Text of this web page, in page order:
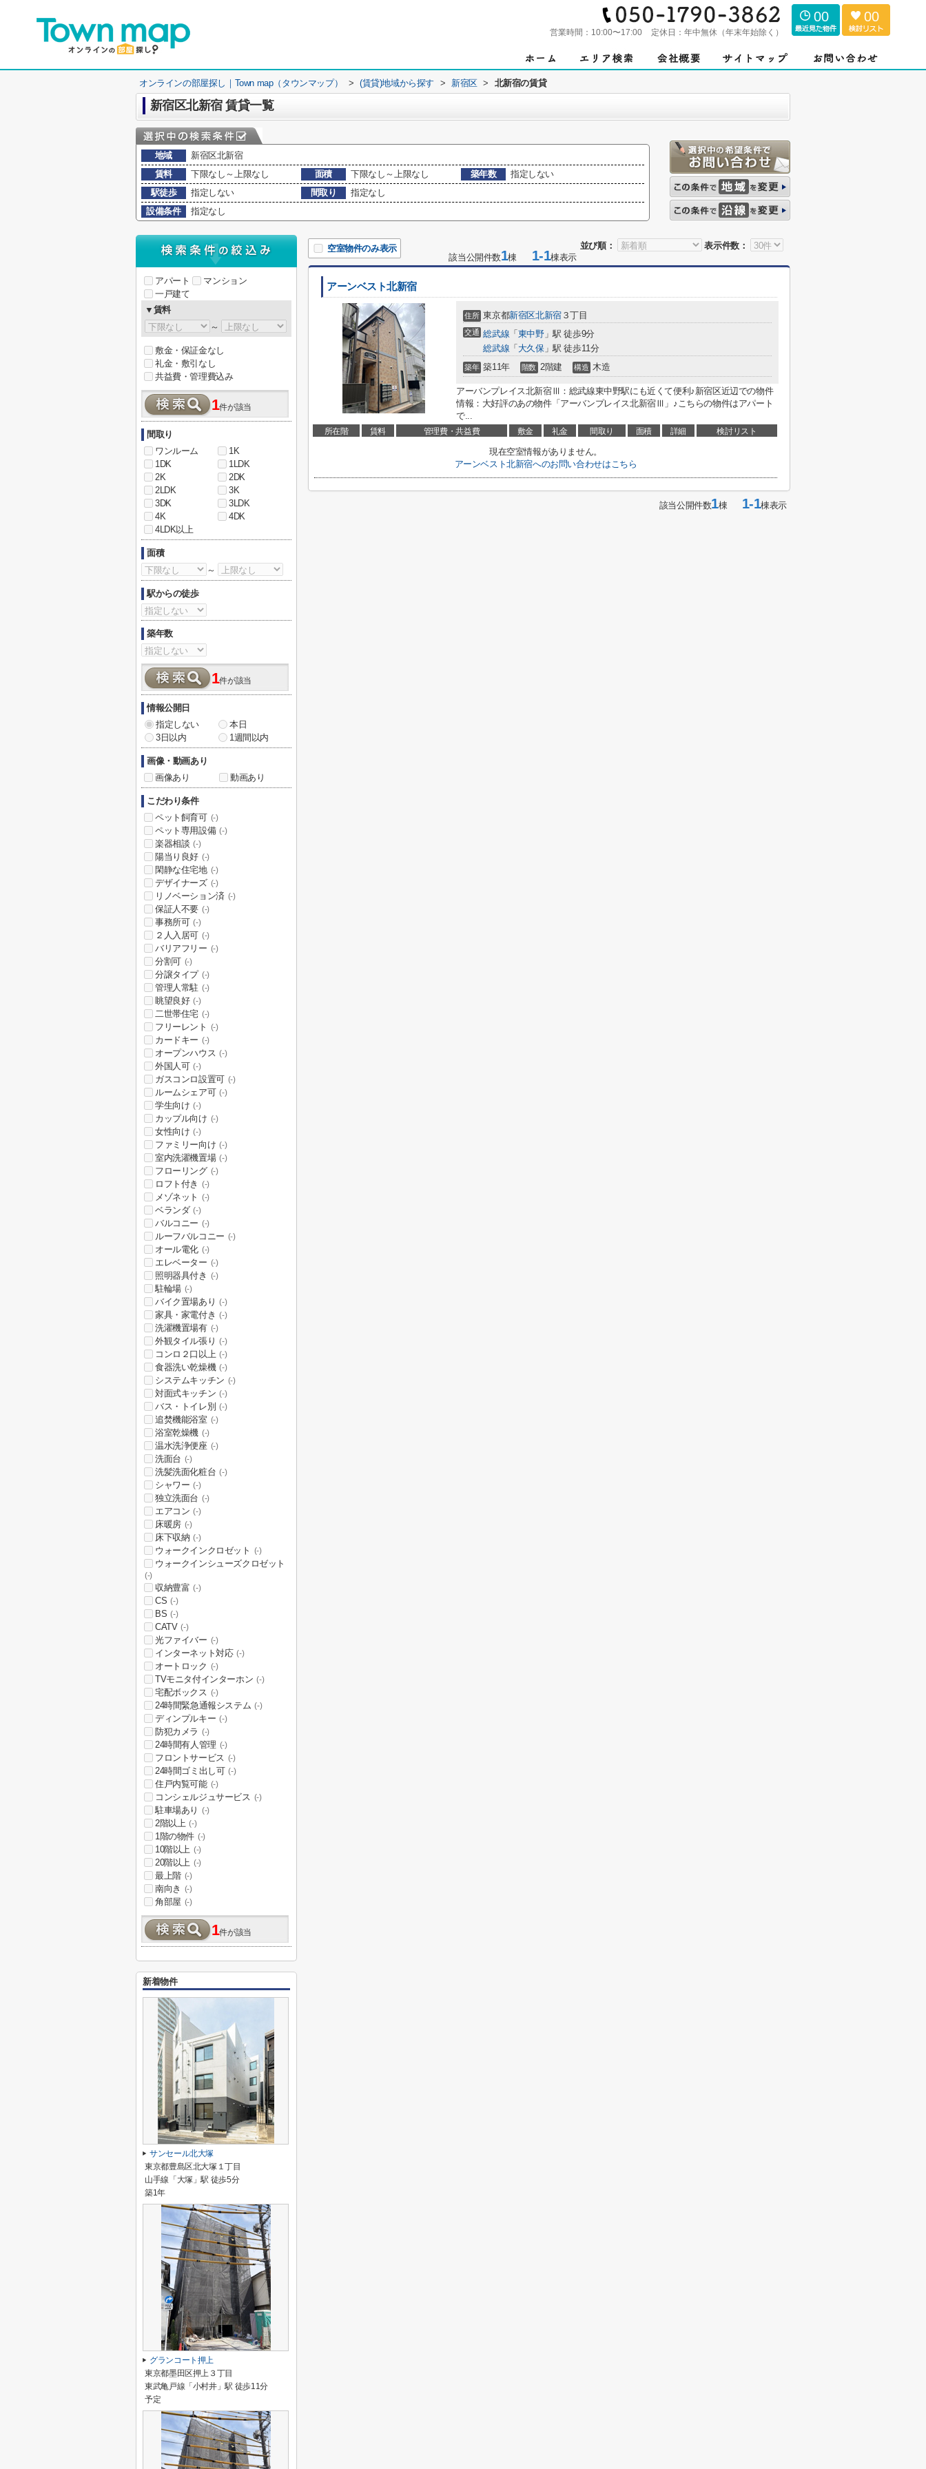
営業時間： 10:00〜17:00 定休日： 年中無休（年末年始除く）
00 00
オンラインの部屋探し｜Town map（タウンマップ） > (賃貸)地域から探す > 新宿区 > 北新宿の賃貸
新宿区北新宿 賃貸一覧
地域
新宿区北新宿
賃料
下限なし～上限なし 面積 下限なし～上限なし 築年数
指定しない
駅徒歩
指定しない 間取り
指定なし
設備条件
指定なし
並び順： 表示件数：
空室物件のみ表示
該当公開件数1棟 1-1棟表示
アーンベスト北新宿
住所 東京都新宿区北新宿３丁目
交通 総武線 「 東中野」駅 徒歩9分
総武線 「 大久保」駅 徒歩11分
築年 築11年 階数 2階建 構造 木造
アーバンプレイス北新宿Ⅲ：総武線東中野駅にも近くて便利♪新宿区近辺での物件
情報：大好評のあの物件「アーバンプレイス北新宿Ⅲ」♪こちらの物件はアパート
で...
所在階 賃料 管理費・共益費 敷金 礼金 間取り 面積 詳細 検討リスト
現在空室情報がありません。
アーンベスト北新宿へのお問い合わせはこちら
該当公開件数1棟 1-1棟表示
アパート
マンション
一戸建て
▼賃料
～
敷金・保証金なし
礼金・敷引なし
共益費・管理費込み
1件が該当
間取り
ワンルーム
1K
1DK
1LDK
2K
2DK
2LDK
3K
3DK
3LDK
4K
4DK
4LDK以上
面積
～
駅からの徒歩
築年数
1件が該当
情報公開日
指定しない
本日
3日以内
1週間以内
画像・動画あり
画像あり
動画あり
こだわり条件
ペット飼育可 (-)
ペット専用設備 (-)
楽器相談 (-)
陽当り良好 (-)
閑静な住宅地 (-)
デザイナーズ (-)
リノベーション済 (-)
保証人不要 (-)
事務所可 (-)
２人入居可 (-)
バリアフリー (-)
分割可 (-)
分譲タイプ (-)
管理人常駐 (-)
眺望良好 (-)
二世帯住宅 (-)
フリーレント (-)
カードキー (-)
オープンハウス (-)
外国人可 (-)
ガスコンロ設置可 (-)
ルームシェア可 (-)
学生向け (-)
カップル向け (-)
女性向け (-)
ファミリー向け (-)
室内洗濯機置場 (-)
フローリング (-)
ロフト付き (-)
メゾネット (-)
ベランダ (-)
バルコニー (-)
ルーフバルコニー (-)
オール電化 (-)
エレベーター (-)
照明器具付き (-)
駐輪場 (-)
バイク置場あり (-)
家具・家電付き (-)
洗濯機置場有 (-)
外観タイル張り (-)
コンロ２口以上 (-)
食器洗い乾燥機 (-)
システムキッチン (-)
対面式キッチン (-)
バス・トイレ別 (-)
追焚機能浴室 (-)
浴室乾燥機 (-)
温水洗浄便座 (-)
洗面台 (-)
洗髪洗面化粧台 (-)
シャワー (-)
独立洗面台 (-)
エアコン (-)
床暖房 (-)
床下収納 (-)
ウォークインクロゼット (-)
ウォークインシューズクロゼット
(-)
収納豊富 (-)
CS (-)
BS (-)
CATV (-)
光ファイバー (-)
インターネット対応 (-)
オートロック (-)
TVモニタ付インターホン (-)
宅配ボックス (-)
24時間緊急通報システム (-)
ディンプルキー (-)
防犯カメラ (-)
24時間有人管理 (-)
フロントサービス (-)
24時間ゴミ出し可 (-)
住戸内覧可能 (-)
コンシェルジュサービス (-)
駐車場あり (-)
2階以上 (-)
1階の物件 (-)
10階以上 (-)
20階以上 (-)
最上階 (-)
南向き (-)
角部屋 (-)
1件が該当
新着物件
サンセール北大塚
東京都豊島区北大塚１丁目
山手線「大塚」駅 徒歩5分
築1年
グランコート押上
東京都墨田区押上３丁目
東武亀戸線「小村井」駅 徒歩11分
予定